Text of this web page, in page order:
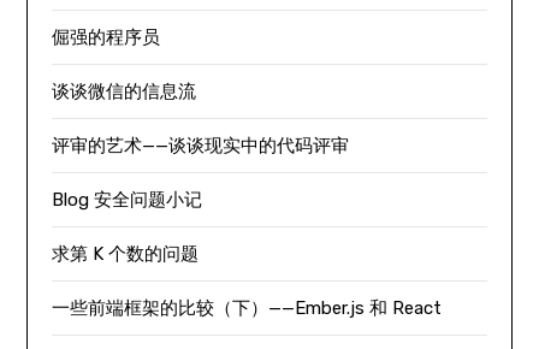
倔强的程序员
谈谈微信的信息流
评审的艺术——谈谈现实中的代码评审
Blog 安全问题小记
求第 K 个数的问题
一些前端框架的比较（下）——Ember.js 和 React